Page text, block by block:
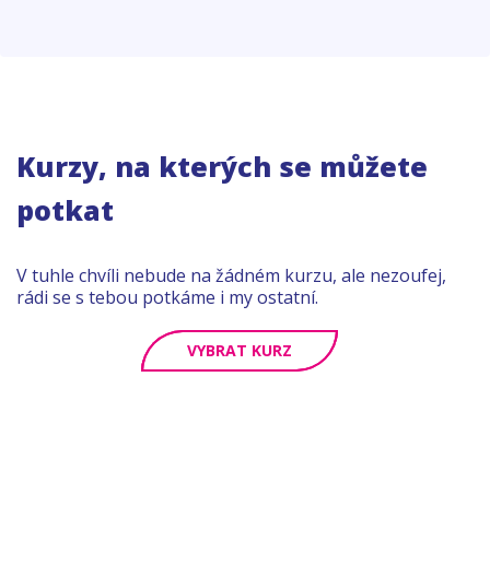
Kurzy, na kterých se můžete
potkat
V tuhle chvíli nebude na žádném kurzu, ale nezoufej,
rádi se s tebou potkáme i my ostatní.
VYBRAT KURZ